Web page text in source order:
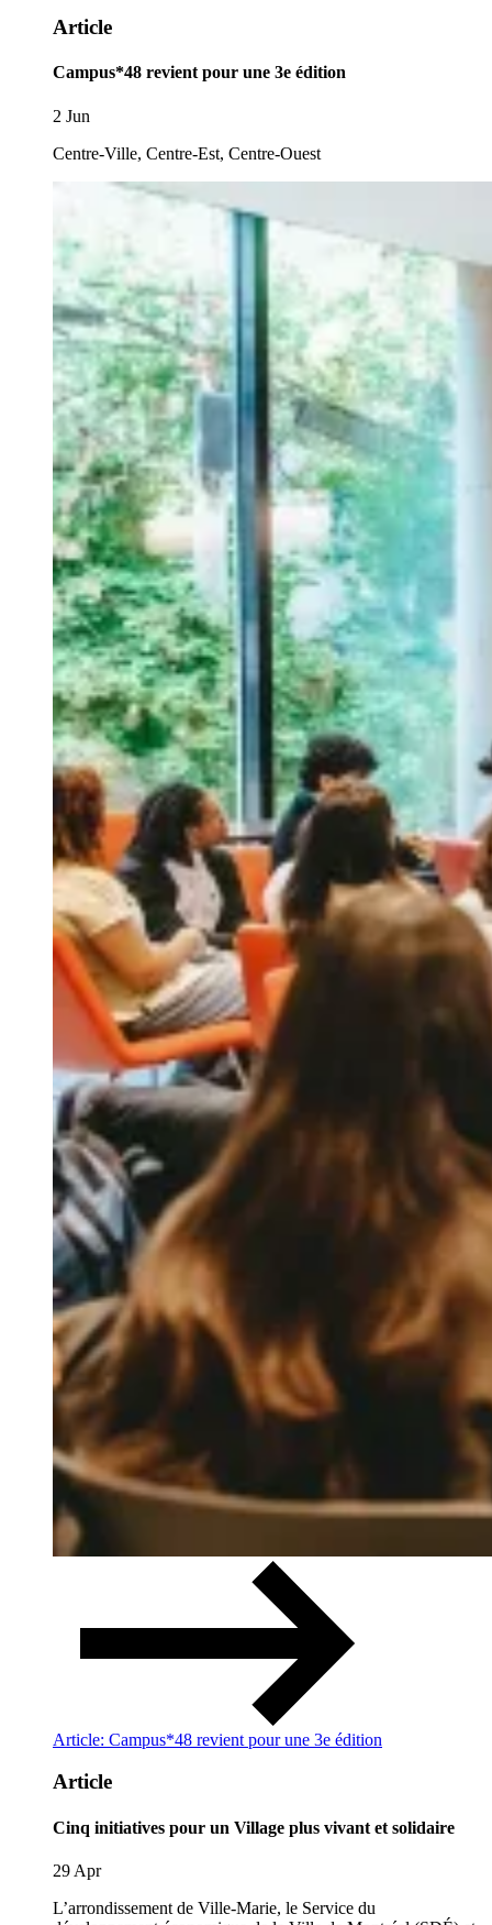
Article
Campus*48 revient pour une 3e édition
2 Jun
Centre-Ville, Centre-Est, Centre-Ouest
Article: Campus*48 revient pour une 3e édition
Article
Cinq initiatives pour un Village plus vivant et solidaire
29 Apr
L’arrondissement de Ville-Marie, le Service du